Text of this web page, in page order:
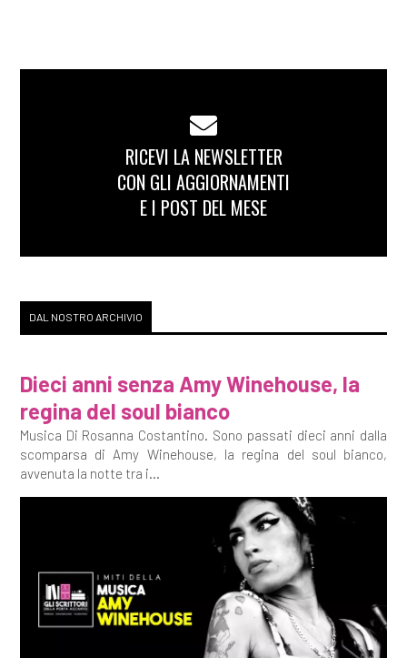
RICEVI LA NEWSLETTER
CON GLI AGGIORNAMENTI
E I POST DEL MESE
DAL NOSTRO ARCHIVIO
Dieci anni senza Amy Winehouse, la
regina del soul bianco
Musica Di Rosanna Costantino. Sono passati dieci anni dalla
scomparsa di Amy Winehouse, la regina del soul bianco,
avvenuta la notte tra i...